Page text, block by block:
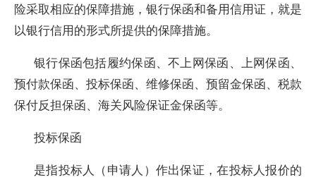
险采取相应的保障措施，银行保函和备用信用证，就是
以银行信用的形式所提供的保障措施。
银行保函包括履约保函、不上网保函、上网保函、
预付款保函、投标保函、维修保函、预留金保函、税款
保付反担保函、海关风险保证金保函等。
投标保函
是指投标人（申请人）作出保证，在投标人报价的